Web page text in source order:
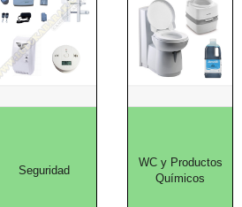
Seguridad
WC y Productos
Químicos